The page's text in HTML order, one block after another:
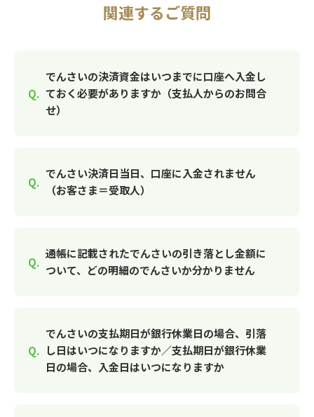
関連するご質問
でんさいの決済資金はいつまでに口座へ入金し
ておく必要がありますか（支払人からのお問合
せ）
でんさい決済日当日、口座に入金されません
（お客さま＝受取人）
通帳に記載されたでんさいの引き落とし金額に
ついて、どの明細のでんさいか分かりません
でんさいの支払期日が銀行休業日の場合、引落
し日はいつになりますか／支払期日が銀行休業
日の場合、入金日はいつになりますか